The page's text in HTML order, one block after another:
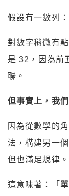
假設有一數列
對數字稍微有
是 32，因為前
聯。
但事實上，我
因為從數學的
法，構建另一
但也滿足規律。
這意味著：「